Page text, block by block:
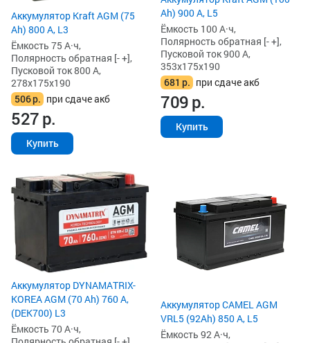
Аккумулятор Kraft AGM (75
Ah) 800 А, L3
Ёмкость 75 А·ч,
Полярность обратная [- +],
Пусковой ток 800 А,
278x175x190
506р. при сдаче акб
527р.
Купить
Ah) 900 А, L5
Ёмкость 100 А·ч,
Полярность обратная [- +],
Пусковой ток 900 А,
353x175x190
681 р. при сдаче акб
709р.
Купить
Аккумулятор DYNAMATRIX-
KOREA AGM (70 Ah) 760 А,
(DEK700) L3
Ёмкость 70 А·ч,
Аккумулятор CAMEL AGM
VRL5 (92Ah) 850 А, L5
Ёмкость 92 А·ч,